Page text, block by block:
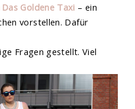
Das Goldene Taxi – ein
vorstellen. Dafür
Fragen gestellt. Viel